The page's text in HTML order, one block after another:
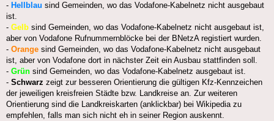
- Hellblau sind Gemeinden, wo das Vodafone-Kabelnetz nicht ausgebaut
ist.
- Gelb sind Gemeinden, wo das Vodafone-Kabelnetz nicht ausgebaut ist,
aber von Vodafone Rufnummernblöcke bei der BNetzA registiert wurden.
- Orange sind Gemeinden, wo das Vodafone-Kabelnetz nicht ausgebaut
ist, aber von Vodafone dort in nächster Zeit ein Ausbau stattfinden soll.
- Grün sind Gemeinden, wo das Vodafone-Kabelnetz ausgebaut ist.
- Schwarz zeigt zur besseren Orientierung die gültigen Kfz-Kennzeichen
der jeweiligen kreisfreien Städte bzw. Landkreise an. Zur weiteren
Orientierung sind die Landkreiskarten (anklickbar) bei Wikipedia zu
empfehlen, falls man sich nicht eh in seiner Region auskennt.